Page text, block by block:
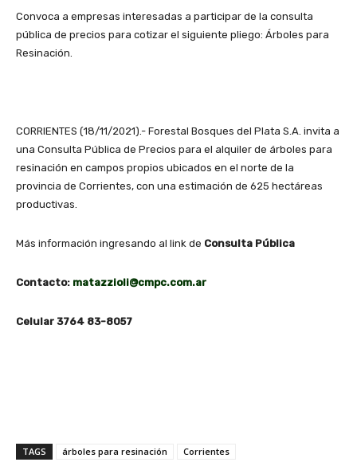
Convoca a empresas interesadas a participar de la consulta
pública de precios para cotizar el siguiente pliego: Árboles para
Resinación.
CORRIENTES (18/11/2021).- Forestal Bosques del Plata S.A. invita a
una Consulta Pública de Precios para el alquiler de árboles para
resinación en campos propios ubicados en el norte de la
provincia de Corrientes, con una estimación de 625 hectáreas
productivas.
Más información ingresando al link de Consulta Pública
Contacto: matazzioli@cmpc.com.ar
Celular 3764 83-8057
TAGS árboles para resinación
Corrientes